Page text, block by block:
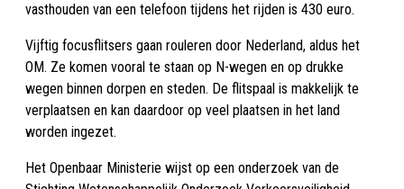
vasthouden van een telefoon tijdens het rijden is 430 euro.
Vijftig focusflitsers gaan rouleren door Nederland, aldus het
OM. Ze komen vooral te staan op N-wegen en op drukke
wegen binnen dorpen en steden. De flitspaal is makkelijk te
verplaatsen en kan daardoor op veel plaatsen in het land
worden ingezet.
Het Openbaar Ministerie wijst op een onderzoek van de